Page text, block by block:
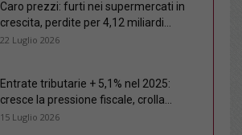
Caro prezzi: furti nei supermercati in
crescita, perdite per 4,12 miliardi...
22 Luglio 2026
Entrate tributarie + 5,1% nel 2025:
cresce la pressione fiscale, crolla...
15 Luglio 2026